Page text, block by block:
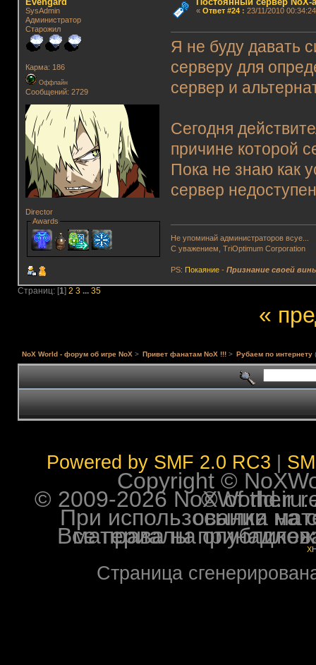
SysAdmin
Администратор
Старожил
Карма: 186
Оффлайн
Сообщений: 2729
Director
Awards
« Ответ #24: 23/11/2010
Я не буду давать
серверу для
сервер и
Сегодня
причине которой
Пока не знаю как
сервер
Не упоминай администраторов всуе...
С уважением, TriOptimum Corporation
PS: Покаяние -Признание своей
Страниц: [1] 2 3 35
«
NoX World - форум об игре NoX> Привет фанатам NoX !!! > Рубаем по интернету
Powered by SMF 2.0 RC3
Copyright ©
© 2009-2026 NoXWorld.ru. All
При использовании
Все права на опубликованные на форуме
Страница